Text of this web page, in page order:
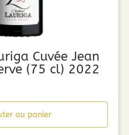
Cuvée Jean
(75 cl) 2022
au panier